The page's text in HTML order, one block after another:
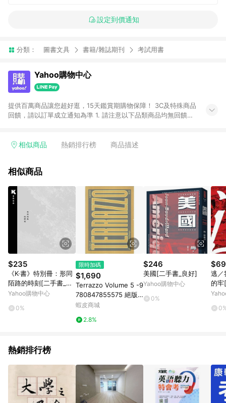
設定到價通知
分類： 圖書文具 書籍/雜誌期刊 考試用書
Yahoo購物中心
提供百萬商品讓您超好逛，15天鑑賞期購物保障！ 3C及特殊商品
回饋，請以訂單成立通知為準 1. 請注意以下品類商品均無回饋：
電玩/遊戲/相機/單眼/鏡頭/拍立得 [2024/6/1起適用] -內接硬
的購回饋活動享Yahoo超贈點回饋者 - 購物中心商店之商品：商
3. 訂單回饋金額將扣除運費/購物金/超贈點/福利金/紅利折抵/折
價券等虛擬貨幣折抵 4. 大宗採購或批發轉賣不具回饋資格： 如
有相關事證認定您為大宗採購、批發轉賣而非最終消費使用者，
相關認定以Yahoo購物中心之認定為準
相似商品 熱銷排行榜 商品描述
相似商品
$235
《K·書》特別冊：形同
陌路的時刻[二手書_良
好]
Yahoo購物中心
0%
限時加碼
$1,690
Terrazzo Volume 5 -9
780847855575 絕版
英文設計書 [建築人設
蝦皮商城
2.8%
$246
美國[二手書_良好]
Yahoo購物中心
0%
$69
逃／
的牢
熱銷排行榜